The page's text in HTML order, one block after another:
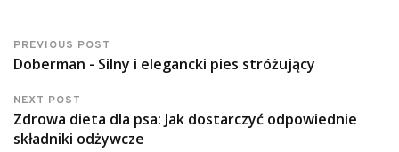
PREVIOUS POST
Doberman - Silny i elegancki pies stróżujący
NEXT POST
Zdrowa dieta dla psa: Jak dostarczyć odpowiednie
składniki odżywcze